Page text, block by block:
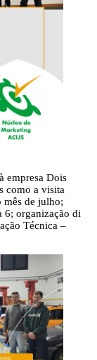
empresa Dois
como a visita
mês de julho;
6; organização di
Técnica –